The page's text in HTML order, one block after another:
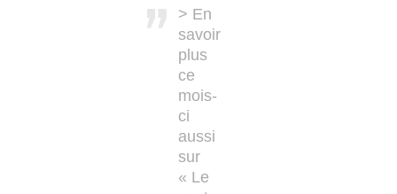
> En
savoir
plus
ce
mois-
ci
aussi
sur
« Le